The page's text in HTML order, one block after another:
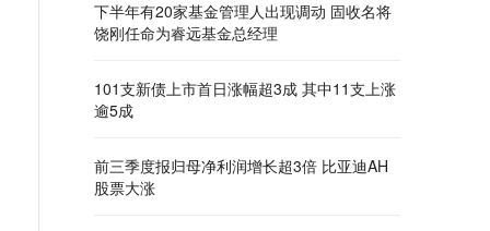
下半年有20家基金管理人出现调动 固收名将
饶刚任命为睿远基金总经理
101支新债上市首日涨幅超3成 其中11支上涨
逾5成
前三季度报归母净利润增长超3倍 比亚迪AH
股票大涨